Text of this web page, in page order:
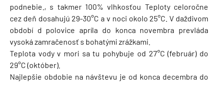
podnebie., s takmer 100% vlhkosťou Teploty celoročne
cez deň dosahujú 29-30°C a v noci okolo 25°C. V daždivom
období d polovice apríla do konca novembra prevláda
vysoká zamračenosť s bohatými zrážkami.
Teplota vody v mori sa tu pohybuje od 27°C (február) do
29°C (október).
Najlepšie obdobie na návštevu je od konca decembra do